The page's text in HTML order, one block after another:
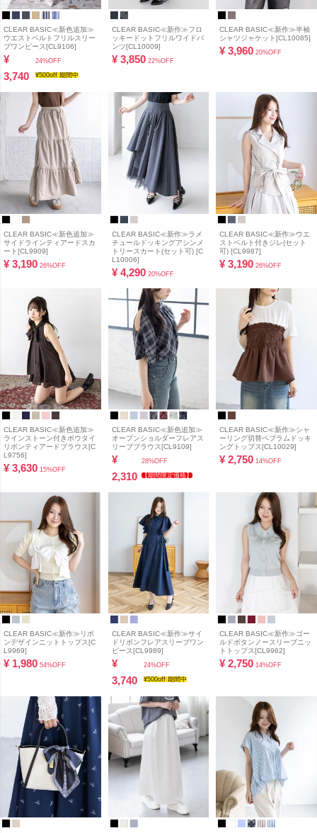
CLEAR BASIC≪新色追加≫
ウエストベルトフリルスリー
ブワンピース[CL9106]
¥
3,740
24%OFF
¥500off 期間中
CLEAR BASIC≪新作≫フロ
ッキードットフリルワイドパ
ンツ[CL10009]
¥ 3,850 22%OFF
CLEAR BASIC≪新作≫半袖
シャツジャケット[CL10085]
¥ 3,960 20%OFF
CLEAR BASIC≪新色追加≫
サイドラインティアードスカ
ート[CL9909]
¥ 3,190 26%OFF
CLEAR BASIC≪新作≫ラメ
チュールドッキングアシンメ
トリースカート(セット可) [C
L10006]
¥ 4,290 20%OFF
CLEAR BASIC≪新作≫ウエ
ストベルト付きジレ(セット
可) [CL9987]
¥ 3,190 26%OFF
CLEAR BASIC≪新色追加≫
ラインストーン付きボウタイ
リボンティアードブラウス[C
L9756]
¥ 3,630 15%OFF
CLEAR BASIC≪新色追加≫
オープンショルダーフレアス
リーブブラウス[CL9109]
¥
2,310
28%OFF
【期間限定価格】
CLEAR BASIC≪新作≫シャ
ーリング切替ペプラムドッキ
ングトップス[CL10029]
¥ 2,750 14%OFF
CLEAR BASIC≪新作≫リボ
ンデザインニットトップス[C
L9969]
¥ 1,980 54%OFF
CLEAR BASIC≪新作≫サイ
ドリボンフレアスリーブワン
ピース[CL9989]
¥
3,740
24%OFF
¥500off 期間中
CLEAR BASIC≪新作≫ゴー
ルドボタンノースリーブニッ
トトップス[CL9962]
¥ 2,750 14%OFF